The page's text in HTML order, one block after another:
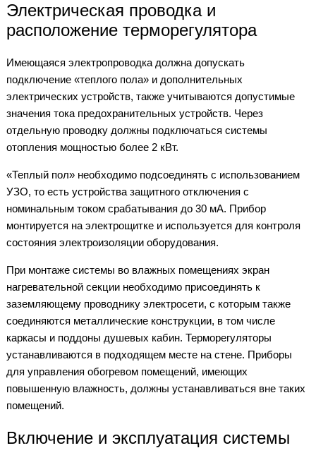
Электрическая проводка и
расположение терморегулятора
Имеющаяся электропроводка должна допускать
подключение «теплого пола» и дополнительных
электрических устройств, также учитываются допустимые
значения тока предохранительных устройств. Через
отдельную проводку должны подключаться системы
отопления мощностью более 2 кВт.
«Теплый пол» необходимо подсоединять с использованием
УЗО, то есть устройства защитного отключения с
номинальным током срабатывания до 30 мА. Прибор
монтируется на электрощитке и используется для контроля
состояния электроизоляции оборудования.
При монтаже системы во влажных помещениях экран
нагревательной секции необходимо присоединять к
заземляющему проводнику электросети, с которым также
соединяются металлические конструкции, в том числе
каркасы и поддоны душевых кабин. Терморегуляторы
устанавливаются в подходящем месте на стене. Приборы
для управления обогревом помещений, имеющих
повышенную влажность, должны устанавливаться вне таких
помещений.
Включение и эксплуатация системы